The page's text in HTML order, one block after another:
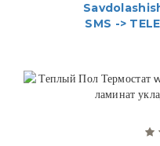
SMS ->